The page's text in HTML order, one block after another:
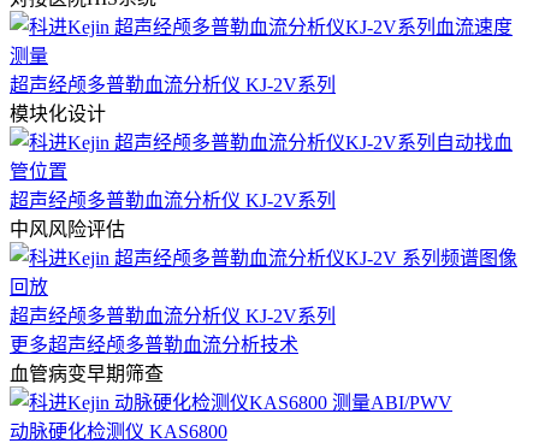
超声经颅多普勒血流分析仪 KJ-2V系列
模块化设计
超声经颅多普勒血流分析仪 KJ-2V系列
中风风险评估
超声经颅多普勒血流分析仪 KJ-2V系列
更多超声经颅多普勒血流分析技术
血管病变早期筛查
动脉硬化检测仪 KAS6800